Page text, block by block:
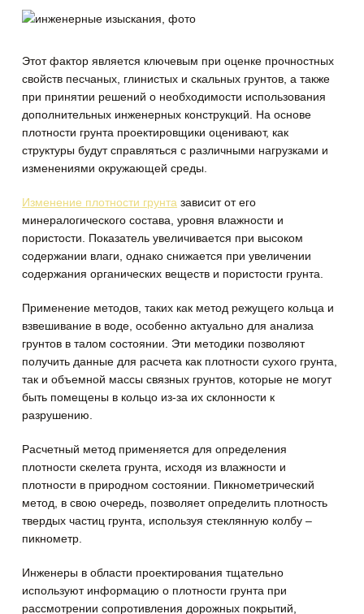
Этот фактор является ключевым при оценке прочностных
свойств песчаных, глинистых и скальных грунтов, а также
при принятии решений о необходимости использования
дополнительных инженерных конструкций. На основе
плотности грунта проектировщики оценивают, как
структуры будут справляться с различными нагрузками и
изменениями окружающей среды.
Изменение плотности грунта зависит от его
минералогического состава, уровня влажности и
пористости. Показатель увеличивается при высоком
содержании влаги, однако снижается при увеличении
содержания органических веществ и пористости грунта.
Применение методов, таких как метод режущего кольца и
взвешивание в воде, особенно актуально для анализа
грунтов в талом состоянии. Эти методики позволяют
получить данные для расчета как плотности сухого грунта,
так и объемной массы связных грунтов, которые не могут
быть помещены в кольцо из-за их склонности к
разрушению.
Расчетный метод применяется для определения
плотности скелета грунта, исходя из влажности и
плотности в природном состоянии. Пикнометрический
метод, в свою очередь, позволяет определить плотность
твердых частиц грунта, используя стеклянную колбу –
пикнометр.
Инженеры в области проектирования тщательно
используют информацию о плотности грунта при
рассмотрении сопротивления дорожных покрытий,